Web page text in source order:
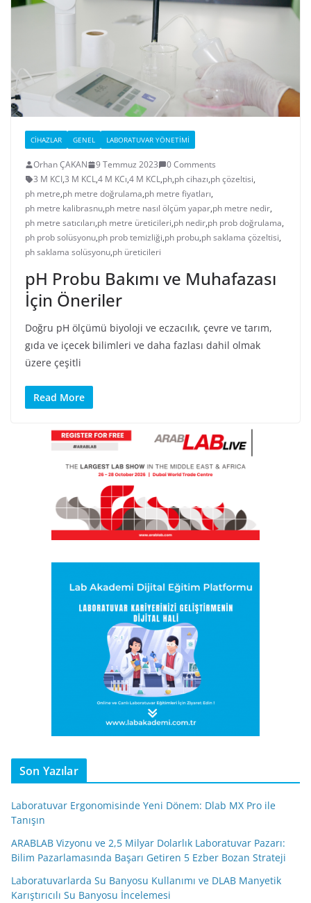
CIHAZLAR GENEL LABORATUVAR YÖNETIMI
Orhan ÇAKAN 9 Temmuz 2023
0 Comments
3 M KCI,3 M KCL,4 M KCı,4 M KCL,ph,ph cihazı,ph çözeltisi,
ph metre,ph metre doğrulama,ph metre fiyatları,
ph metre kalibrasnu,ph metre nasıl ölçüm yapar,ph metre nedir,
ph metre satıcıları,ph metre üreticileri,ph nedir,ph prob doğrulama,
ph prob solüsyonu,ph prob temizliği,ph probu,ph saklama çözeltisi,
ph saklama solüsyonu,ph üreticileri
pH Probu Bakımı ve Muhafazası
İçin Öneriler
Doğru pH ölçümü biyoloji ve eczacılık, çevre ve tarım,
gıda ve içecek bilimleri ve daha fazlası dahil olmak
üzere çeşitli
Read More
Son Yazılar
Laboratuvar Ergonomisinde Yeni Dönem: Dlab MX Pro ile
Tanışın
ARABLAB Vizyonu ve 2,5 Milyar Dolarlık Laboratuvar Pazarı:
Bilim Pazarlamasında Başarı Getiren 5 Ezber Bozan Strateji
Laboratuvarlarda Su Banyosu Kullanımı ve DLAB Manyetik
Karıştırıcılı Su Banyosu İncelemesi